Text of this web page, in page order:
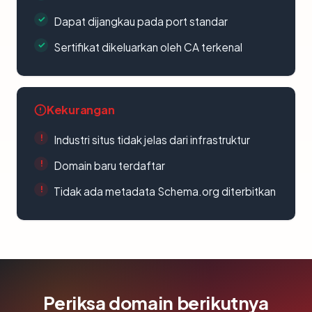
Dapat dijangkau pada port standar
Sertifikat dikeluarkan oleh CA terkenal
Kekurangan
Industri situs tidak jelas dari infrastruktur
Domain baru terdaftar
Tidak ada metadata Schema.org diterbitkan
Periksa domain berikutnya